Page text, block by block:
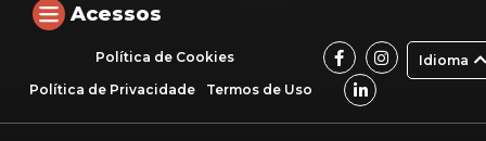
Acessos
Idioma
F
a
c
e
o
I
n
s
g
L
n
k
e
d
Política de Cookies
Política de Privacidade
Termos de Uso